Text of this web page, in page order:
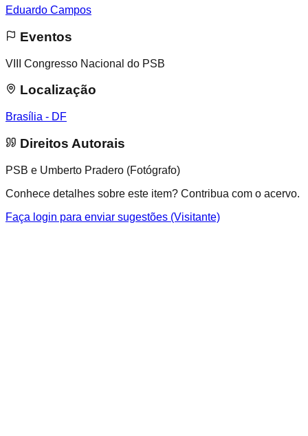
Eduardo Campos
Eventos
VIII Congresso Nacional do PSB
Localização
Brasília - DF
Direitos Autorais
PSB e Umberto Pradero (Fotógrafo)
Conhece detalhes sobre este item? Contribua com o acervo.
Faça login para enviar sugestões (Visitante)